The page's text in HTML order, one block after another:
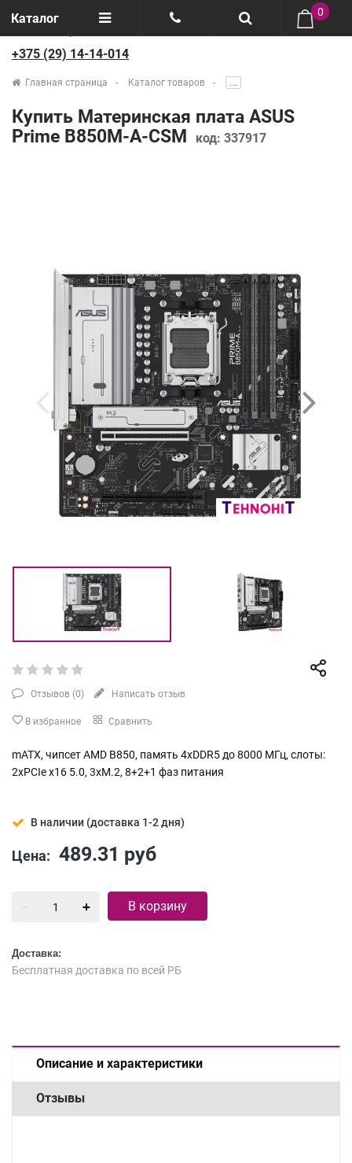
Каталог
Отзывы
Производители
+375(29) 888-44-44
0
+375 (29) 14-14-014
Главная страница Каталог товаров .....
Купить Материнская плата ASUS
Prime B850M-A-CSM
код: 337917
Отзывов (0) Написать отзыв
В избранное Сравнить
mATX, чипсет AMD B850, память 4xDDR5 до 8000 МГц, слоты:
2xPCIe x16 5.0, 3xM.2, 8+2+1 фаз питания
В наличии (доставка 1-2 дня)
Цена: 489.31 руб
В корзину
Доставка:
Бесплатная доставка по всей РБ
Описание и характеристики
Отзывы